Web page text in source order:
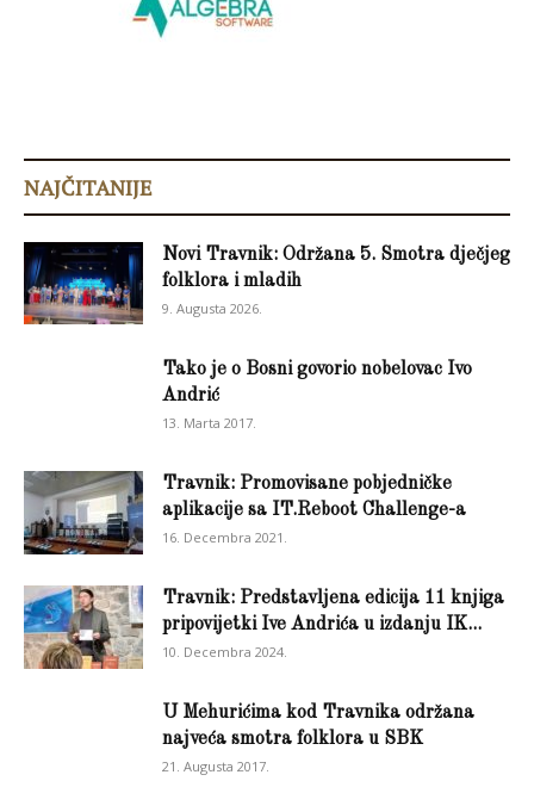
NAJČITANIJE
Novi Travnik: Održana 5. Smotra dječjeg
folklora i mladih
9. Augusta 2026.
Tako je o Bosni govorio nobelovac Ivo
Andrić
13. Marta 2017.
Travnik: Promovisane pobjedničke
aplikacije sa IT.Reboot Challenge-a
16. Decembra 2021.
Travnik: Predstavljena edicija 11 knjiga
pripovijetki Ive Andrića u izdanju IK...
10. Decembra 2024.
U Mehurićima kod Travnika održana
najveća smotra folklora u SBK
21. Augusta 2017.